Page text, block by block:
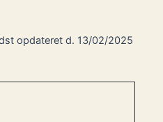
opdateret d. 13/02/2025